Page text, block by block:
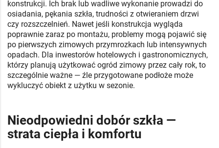
konstrukcji. Ich brak lub wadliwe wykonanie prowadzi do
osiadania, pękania szkła, trudności z otwieraniem drzwi
czy rozszczelnień. Nawet jeśli konstrukcja wygląda
poprawnie zaraz po montażu, problemy mogą pojawić się
po pierwszych zimowych przymrozkach lub intensywnych
opadach. Dla inwestorów hotelowych i gastronomicznych,
którzy planują użytkować ogród zimowy przez cały rok, to
szczególnie ważne — źle przygotowane podłoże może
wykluczyć obiekt z użytku w sezonie.
Nieodpowiedni dobór szkła —
strata ciepła i komfortu